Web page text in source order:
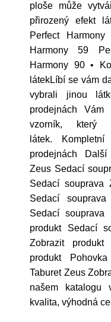
ploše může
přirozený efekt
Perfect
Harmony 59
Harmony 90 •
látekLíbí se vám
vybrali jinou
prodejnách
vzorník,
látek.
prodejnách
Zeus Sedací
Sedací souprava
Sedací
Sedací
produkt Sedací
Zobrazit
produkt
Taburet Zeus
našem katalogu
kvalita, výhodná